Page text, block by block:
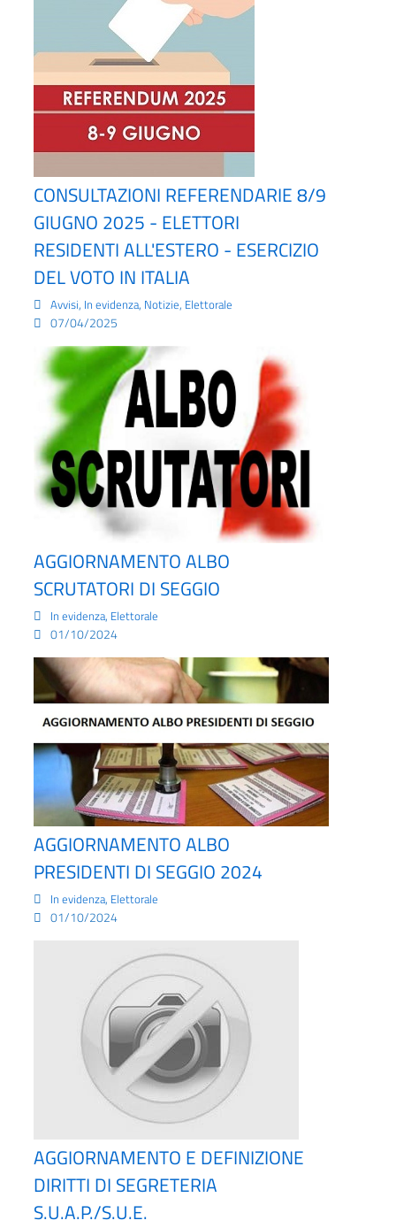
CONSULTAZIONI REFERENDARIE 8/9
GIUGNO 2025 - ELETTORI
RESIDENTI ALL'ESTERO - ESERCIZIO
DEL VOTO IN ITALIA
Avvisi, In evidenza, Notizie, Elettorale
07/04/2025
AGGIORNAMENTO ALBO
SCRUTATORI DI SEGGIO
In evidenza, Elettorale
01/10/2024
AGGIORNAMENTO ALBO
PRESIDENTI DI SEGGIO 2024
In evidenza, Elettorale
01/10/2024
AGGIORNAMENTO E DEFINIZIONE
DIRITTI DI SEGRETERIA
S.U.A.P./S.U.E.